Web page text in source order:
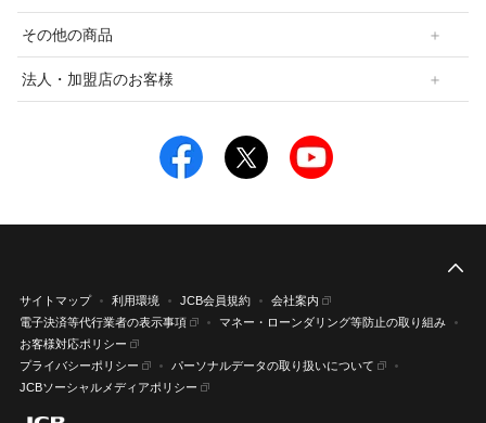
その他の商品
法人・加盟店のお客様
サイトマップ 利用環境 JCB会員規約
会社案内
電子決済等代行業者の表示事項
マネー・ローンダリング等防止の取り組み
お客様対応ポリシー
プライバシーポリシー
パーソナルデータの取り扱いについて
JCBソーシャルメディアポリシー